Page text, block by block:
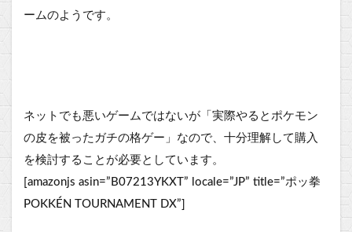
ームのようです。
ネットでも悪いゲームではないが「実際やるとポケモン
の皮を被ったガチの格ゲー」なので、十分理解して購入
を検討することが必要としています。
[amazonjs asin=”B07213YKXT” locale=”JP” title=”ポッ拳
POKKÉN TOURNAMENT DX”]